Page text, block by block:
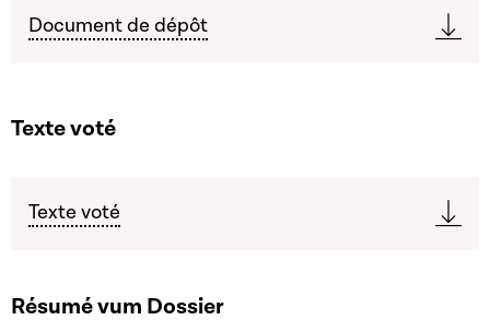
Document de dépôt
Texte voté
Texte voté
Résumé vum Dossier